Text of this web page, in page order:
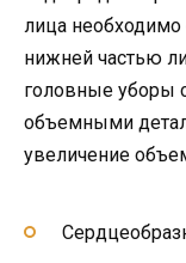
лица
нижней частью
головные уборы
объемными
увеличение